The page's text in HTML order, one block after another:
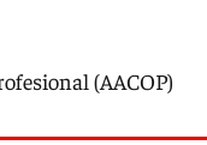
(AACOP)